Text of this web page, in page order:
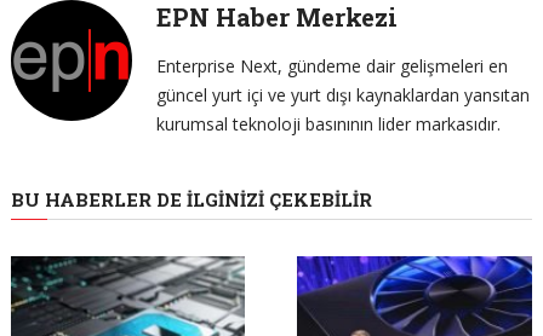
EPN Haber Merkezi
Enterprise Next, gündeme dair gelişmeleri en
güncel yurt içi ve yurt dışı kaynaklardan yansıtan
kurumsal teknoloji basınının lider markasıdır.
BU HABERLER DE İLGINIZI ÇEKEBILIR